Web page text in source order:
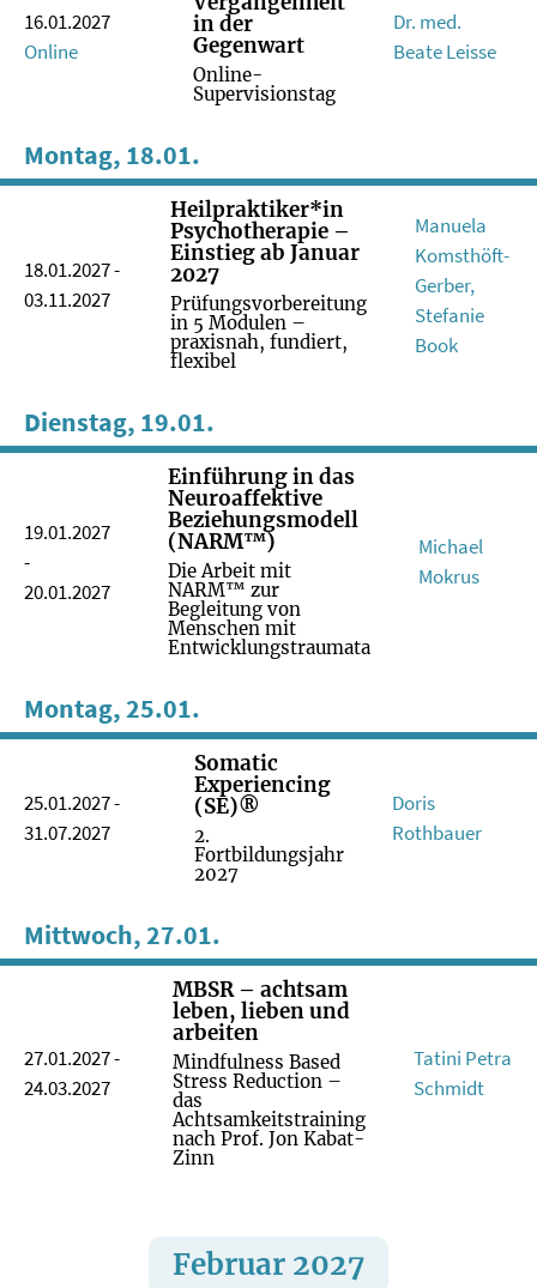
16.01.2027
Online
in der
Gegenwart
Online-
Supervisionstag
Dr. med.
Beate Leisse
Montag, 18.01.
18.01.2027 -
03.11.2027
Heilpraktiker*in
Psychotherapie –
Einstieg ab Januar
2027
Prüfungsvorbereitung
in 5 Modulen –
praxisnah, fundiert,
flexibel
Manuela
Komsthöft-
Gerber,
Stefanie
Book
Dienstag, 19.01.
19.01.2027
-
20.01.2027
Einführung in das
Neuroaffektive
Beziehungsmodell
(NARM™)
Die Arbeit mit
NARM™ zur
Begleitung von
Menschen mit
Entwicklungstraumata
Michael
Mokrus
Montag, 25.01.
25.01.2027 -
31.07.2027
Somatic
Experiencing
(SE)®
2.
Fortbildungsjahr
2027
Doris
Rothbauer
Mittwoch, 27.01.
27.01.2027 -
24.03.2027
MBSR – achtsam
leben, lieben und
arbeiten
Mindfulness Based
Stress Reduction –
das
Achtsamkeitstraining
nach Prof. Jon Kabat-
Zinn
Tatini Petra
Schmidt
Februar 2027